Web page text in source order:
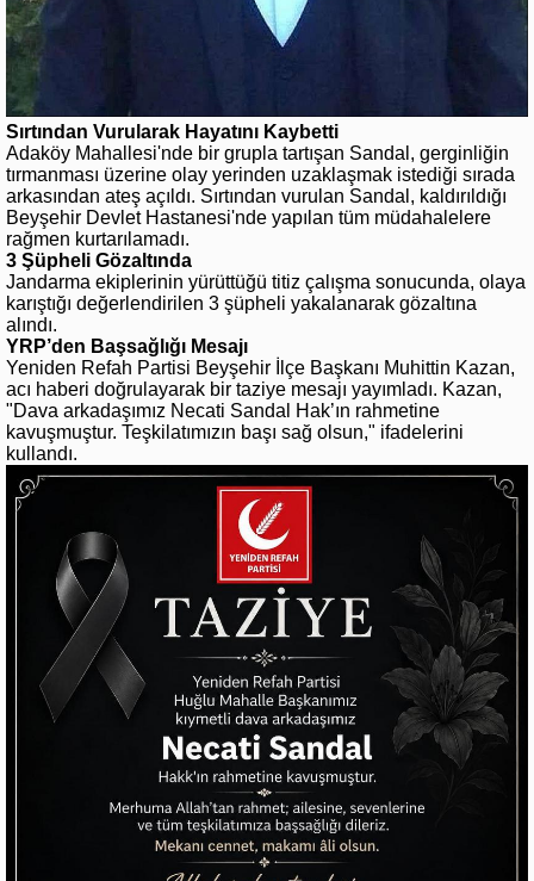
Sırtından Vurularak Hayatını Kaybetti
Adaköy Mahallesi'nde bir grupla tartışan Sandal, gerginliğin
tırmanması üzerine olay yerinden uzaklaşmak istediği sırada
arkasından ateş açıldı. Sırtından vurulan Sandal, kaldırıldığı
Beyşehir Devlet Hastanesi'nde yapılan tüm müdahalelere
rağmen kurtarılamadı.
3 Şüpheli Gözaltında
Jandarma ekiplerinin yürüttüğü titiz çalışma sonucunda, olaya
karıştığı değerlendirilen 3 şüpheli yakalanarak gözaltına
alındı.
YRP’den Başsağlığı Mesajı
Yeniden Refah Partisi Beyşehir İlçe Başkanı Muhittin Kazan,
acı haberi doğrulayarak bir taziye mesajı yayımladı. Kazan,
"Dava arkadaşımız Necati Sandal Hak’ın rahmetine
kavuşmuştur. Teşkilatımızın başı sağ olsun," ifadelerini
kullandı.